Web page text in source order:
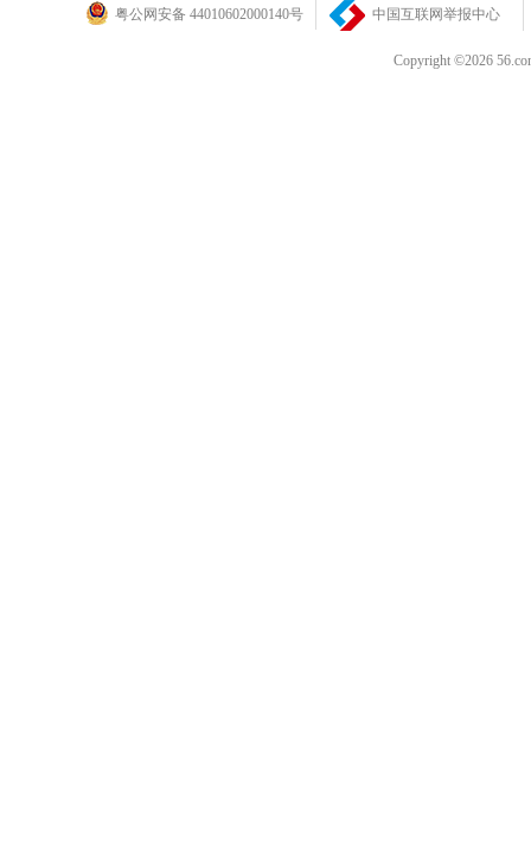
粤公网安备 44010602000140号 中国互联网举报中心
Copyright ©2026